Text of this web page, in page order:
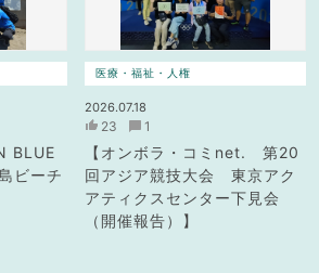
BLUE
ビーチ
医療・福祉・人権
2026.07.18
23 1
【オンボラ・コミnet. 第20
回アジア競技大会 東京アク
アティクスセンター下見会
（開催報告）】